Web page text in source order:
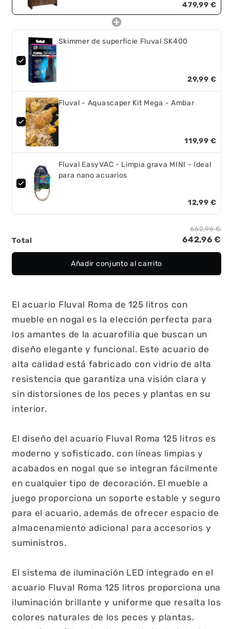
479,99 €
Skimmer de superficie Fluval SK400
29,99 €
Fluval - Aquascaper Kit Mega - Ambar
119,99 €
Fluval EasyVAC - Limpia grava MINI - Ideal
para nano acuarios
12,99 €
Total
662,96 €
642,96 €
Añadir conjunto al carrito
El acuario Fluval Roma de 125 litros con
mueble en nogal es la elección perfecta para
los amantes de la acuarofilia que buscan un
diseño elegante y funcional. Este acuario de
alta calidad está fabricado con vidrio de alta
resistencia que garantiza una visión clara y
sin distorsiones de los peces y plantas en su
interior.
El diseño del acuario Fluval Roma 125 litros es
moderno y sofisticado, con líneas limpias y
acabados en nogal que se integran fácilmente
en cualquier tipo de decoración. El mueble a
juego proporciona un soporte estable y seguro
para el acuario, además de ofrecer espacio de
almacenamiento adicional para accesorios y
suministros.
El sistema de iluminación LED integrado en el
acuario Fluval Roma 125 litros proporciona una
iluminación brillante y uniforme que resalta los
colores naturales de los peces y plantas.